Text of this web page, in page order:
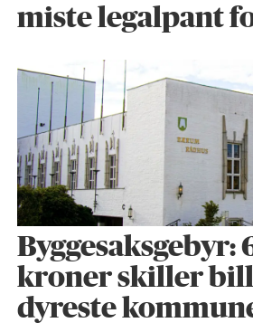
miste legalpant
Byggesaks­gebyr:
kroner skiller
dyreste